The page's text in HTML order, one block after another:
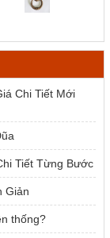
Chi Tiết Mới
Tiết Từng Bước
Giản
thống?